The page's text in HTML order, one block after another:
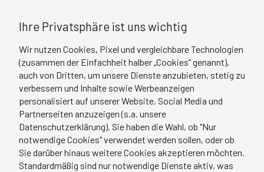
Ihre Privatsphäre ist uns wichtig
Wir nutzen Cookies, Pixel und vergleichbare Technologien
(zusammen der Einfachheit halber „Cookies“ genannt),
auch von Dritten, um unsere Dienste anzubieten, stetig zu
verbessern und Inhalte sowie Werbeanzeigen
personalisiert auf unserer Website, Social Media und
Partnerseiten anzuzeigen (s.a. unsere
Datenschutzerklärung). Sie haben die Wahl, ob "Nur
notwendige Cookies" verwendet werden sollen, oder ob
Sie darüber hinaus weitere Cookies akzeptieren möchten.
Standardmäßig sind nur notwendige Dienste aktiv, was